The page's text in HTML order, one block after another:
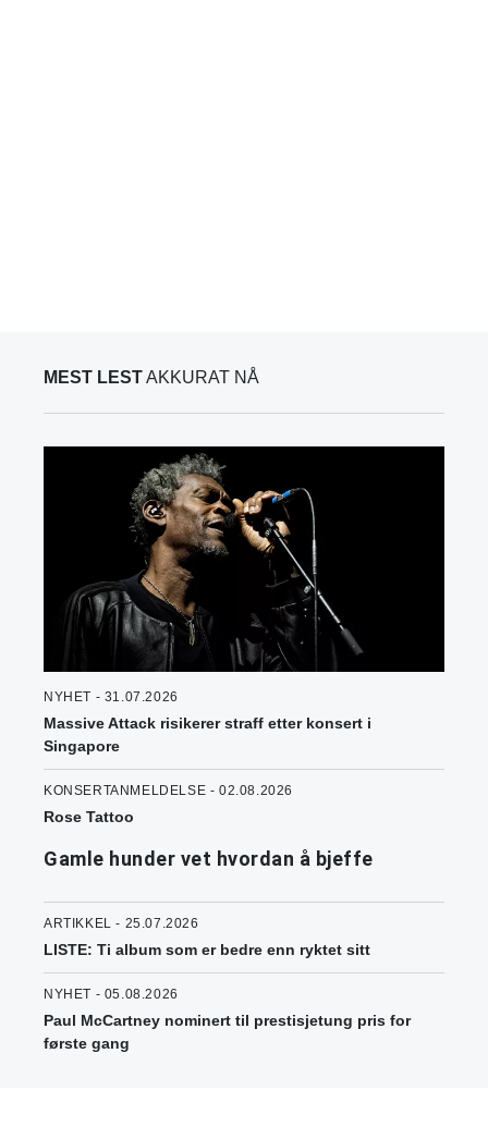
MEST LESTAKKURAT NÅ
NYHET - 31.07.2026
Massive Attack risikerer straff etter konsert i
Singapore
KONSERTANMELDELSE - 02.08.2026
Rose Tattoo
Gamle hunder vet hvordan å bjeffe
ARTIKKEL - 25.07.2026
LISTE: Ti album som er bedre enn ryktet sitt
NYHET - 05.08.2026
Paul McCartney nominert til prestisjetung pris for
første gang